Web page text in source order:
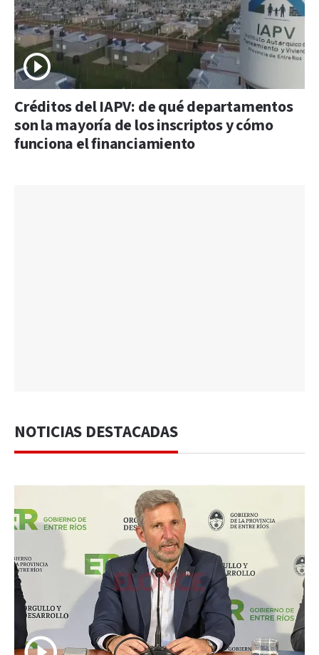
Créditos del IAPV: de qué departamentos
son la mayoría de los inscriptos y cómo
funciona el financiamiento
NOTICIAS DESTACADAS